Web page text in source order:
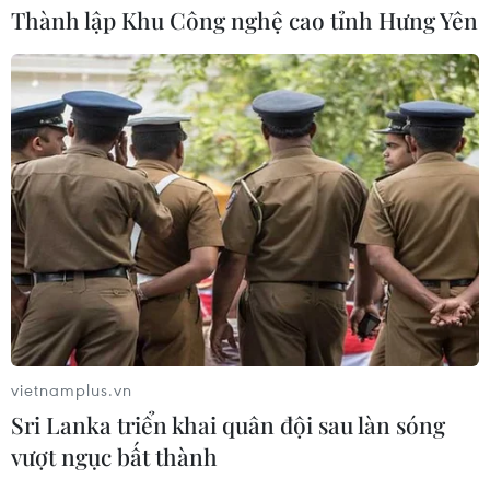
Cựu Đại sứ Australia: Tầm nhìn hợp
tác mới cho quan hệ Việt Nam-
Australia
07/08/2026 05:00
Liên hợp quốc kêu gọi chấm dứt tấn
công dân thường trong xung đột
Nga-Ukraine
07/08/2026 04:29
Meta bồi thường gần 600 triệu USD
vì gây tổn hại sức khỏe tâm thần trẻ
em
Thành lập Khu Công nghệ cao tỉnh Hưng Yên
vietnamplus.vn
Sri Lanka triển khai quân đội sau làn sóng
vượt ngục bất thành